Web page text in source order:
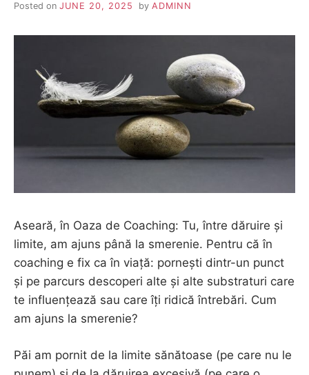
Posted on JUNE 20, 2025 by ADMINN
Aseară, în Oaza de Coaching: Tu, între dăruire și
limite, am ajuns până la smerenie. Pentru că în
coaching e fix ca în viață: pornești dintr-un punct
și pe parcurs descoperi alte și alte substraturi care
te influențează sau care îți ridică întrebări. Cum
am ajuns la smerenie?
Păi am pornit de la limite sănătoase (pe care nu le